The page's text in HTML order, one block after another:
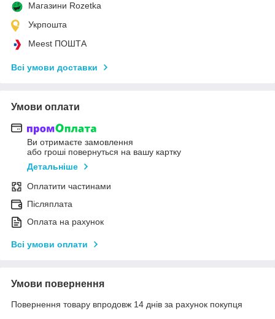
Магазини Rozetka
Укрпошта
Meest ПОШТА
Всі умови доставки
Умови оплати
Ви отримаєте замовлення
або гроші повернуться на вашу картку
Детальніше
Оплатити частинами
Післяплата
Оплата на рахунок
Всі умови оплати
Умови повернення
Повернення товару впродовж 14 днів за рахунок покупця